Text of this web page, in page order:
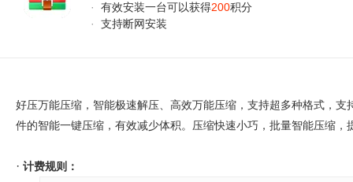
· 有效安装一台可以获得200积分
·
支持断网安装
好压万能压缩，智能极速解压、高效万能压缩，支持超多种格式，
件的智能一键压缩，有效减少体积。压缩快速小巧，批量智能压缩，
· 计费规则：